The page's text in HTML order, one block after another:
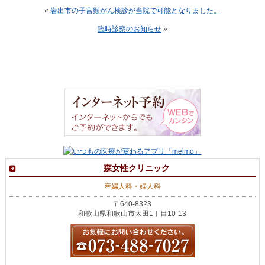
« 岩出市の子宮頸がん検診が当院で可能となりました。
臨時診察のお知らせ»
森女性クリニック
産婦人科・婦人科
〒640-8323
和歌山県和歌山市太田1丁目10-13